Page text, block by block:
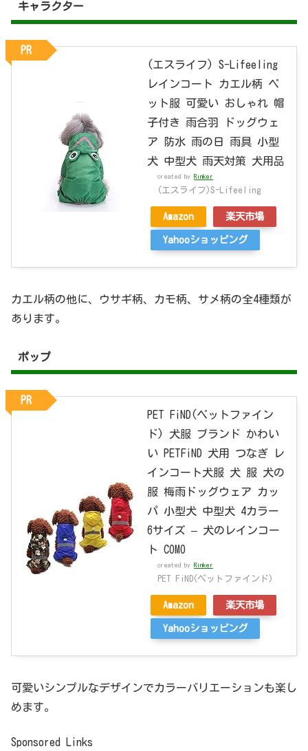
キャラクター
(エスライフ) S-Lifeeling
レインコート カエル柄 ペ
ット服 可愛い おしゃれ 帽
子付き 雨合羽 ドッグウェ
ア 防水 雨の日 雨具 小型
犬 中型犬 雨天対策 犬用品
created by Rinker
(エスライフ)S-Lifeeling
Amazon 楽天市場
Yahooショッピング
PR
カエル柄の他に、ウサギ柄、カモ柄、サメ柄の全4種類が
あります。
ポップ
PET FiND(ペットファイン
ド) 犬服 ブランド かわい
い PETFiND 犬用 つなぎ レ
インコート犬服 犬 服 犬の
服 梅雨ドッグウェア カッ
パ 小型犬 中型犬 4カラー
6サイズ – 犬のレインコー
ト COMO
created by Rinker
PET FiND(ペットファインド)
Amazon 楽天市場
Yahooショッピング
PR
可愛いシンプルなデザインでカラーバリエーションも楽し
めます。
Sponsored Links